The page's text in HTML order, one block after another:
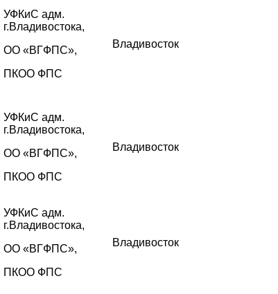
УФКиС адм.
г.Владивостока,
ОО «ВГФПС»,
ПКОО ФПС
Владивосток
УФКиС адм.
г.Владивостока,
ОО «ВГФПС»,
ПКОО ФПС
Владивосток
УФКиС адм.
г.Владивостока,
ОО «ВГФПС»,
ПКОО ФПС
Владивосток